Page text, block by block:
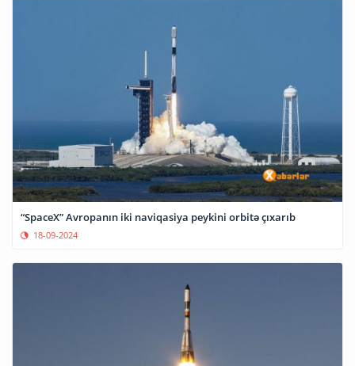
“SpaceX” Avropanın iki naviqasiya peykini orbitə çıxarıb
18-09-2024